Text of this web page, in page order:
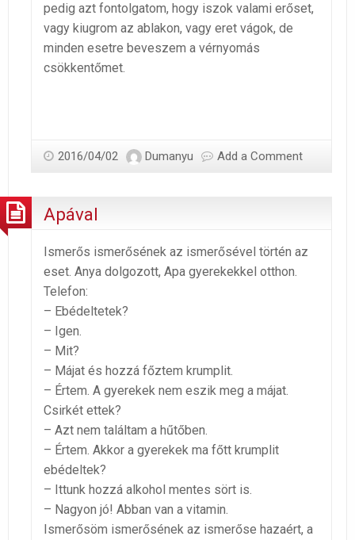
pedig azt fontolgatom, hogy iszok valami erőset,
vagy kiugrom az ablakon, vagy eret vágok, de
minden esetre beveszem a vérnyomás
csökkentőmet.
2016/04/02 Dumanyu Add a Comment
Apával
Ismerős ismerősének az ismerősével történ az
eset. Anya dolgozott, Apa gyerekekkel otthon.
Telefon:
– Ebédeltetek?
– Igen.
– Mit?
– Májat és hozzá főztem krumplit.
– Értem. A gyerekek nem eszik meg a májat.
Csirkét ettek?
– Azt nem találtam a hűtőben.
– Értem. Akkor a gyerekek ma főtt krumplit
ebédeltek?
– Ittunk hozzá alkohol mentes sört is.
– Nagyon jó! Abban van a vitamin.
Ismerősöm ismerősének az ismerőse hazaért, a